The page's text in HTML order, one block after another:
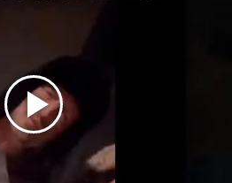
Play
Video